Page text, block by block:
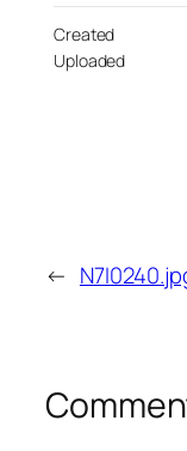
Created
Uploaded
←